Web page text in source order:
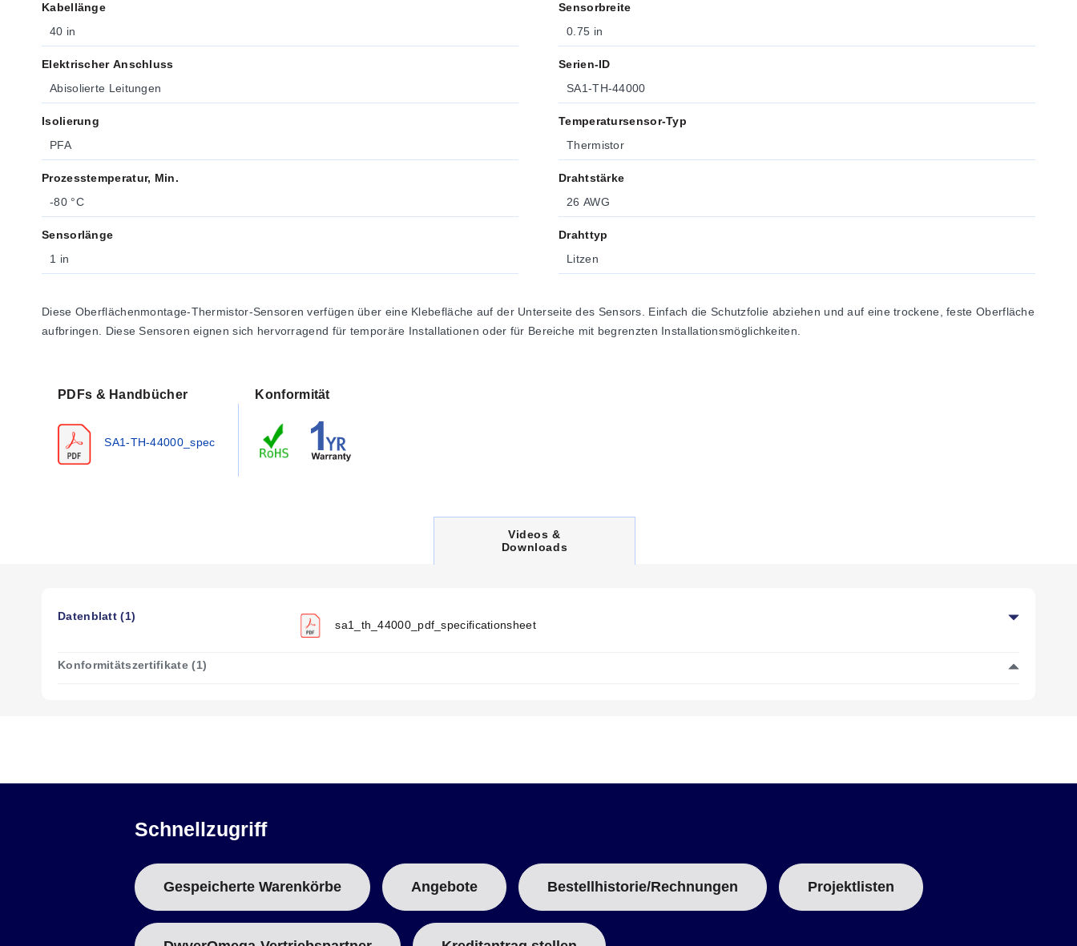
Kabellänge
40 in
Elektrischer Anschluss
Abisolierte Leitungen
Isolierung
PFA
Prozesstemperatur, Min.
-80 °C
Sensorlänge
1 in
Sensorbreite
0.75 in
Serien-ID
SA1-TH-44000
Temperatursensor-Typ
Thermistor
Drahtstärke
26 AWG
Drahttyp
Litzen
Diese Oberflächenmontage-Thermistor-Sensoren verfügen über eine Klebefläche auf der Unterseite des Sensors. Einfach die Schutzfolie abziehen und auf eine trockene, feste Oberfläche
aufbringen. Diese Sensoren eignen sich hervorragend für temporäre Installationen oder für Bereiche mit begrenzten Installationsmöglichkeiten.
PDFs & Handbücher
SA1-TH-44000_spec
Konformität
C
U
T
Videos &
Downloads
Datenblatt (1)
sa1_th_44000_pdf_specificationsheet
Konformitätszertifikate (1)
Schnellzugriff
Gespeicherte Warenkörbe Angebote Bestellhistorie/Rechnungen Projektlisten